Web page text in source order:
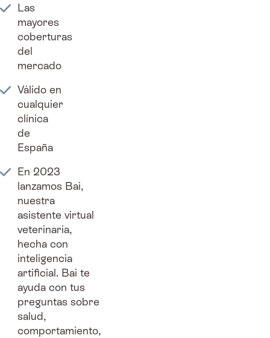
Las
mayores
coberturas
del
mercado
Válido en
cualquier
clínica
de
España
En 2023
lanzamos Bai,
nuestra
asistente virtual
veterinaria,
hecha con
inteligencia
artificial. Bai te
ayuda con tus
preguntas sobre
salud,
comportamiento,